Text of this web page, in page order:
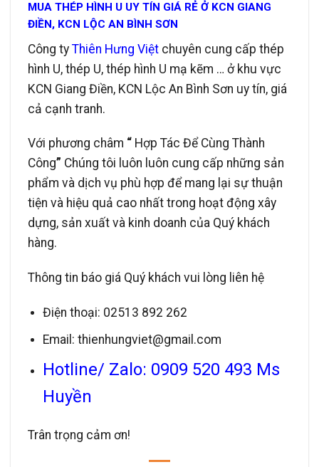
MUA THÉP HÌNH U UY TÍN GIÁ RẺ Ở KCN GIANG
ĐIỀN, KCN LỘC AN BÌNH SƠN
Công ty Thiên Hưng Việt chuyên cung cấp thép
hình U, thép U, thép hình U mạ kẽm … ở khu vực
KCN Giang Điền, KCN Lộc An Bình Sơn uy tín, giá
cả cạnh tranh.
Với phương châm “ Hợp Tác Để Cùng Thành
Công” Chúng tôi luôn luôn cung cấp những sản
phẩm và dịch vụ phù hợp để mang lại sự thuận
tiện và hiệu quả cao nhất trong hoạt động xây
dựng, sản xuất và kinh doanh của Quý khách
hàng.
Thông tin báo giá Quý khách vui lòng liên hệ
Điện thoại: 02513 892 262
Email: thienhungviet@gmail.com
Hotline/ Zalo: 0909 520 493 Ms
Huyền
Trân trọng cảm ơn!